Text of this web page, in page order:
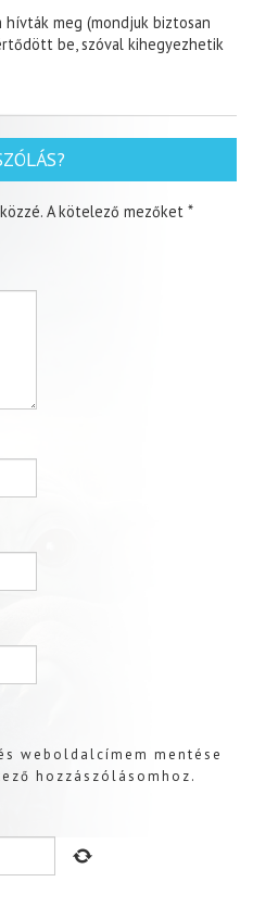
hívták meg (mondjuk biztosan
be, szóval kihegyezhetik
A kötelező mezőket*
weboldalcímem mentése
hozzászólásomhoz.